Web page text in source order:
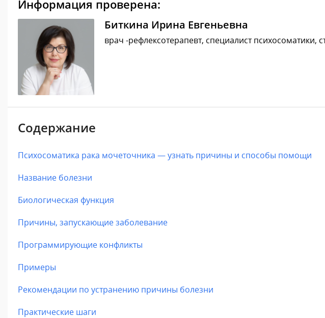
Информация проверена:
Биткина Ирина Евгеньевна
врач -рефлексотерапевт, специалист психосоматики,
Содержание
Психосоматика рака мочеточника — узнать причины и способы помощи
Название болезни
Биологическая функция
Причины, запускающие заболевание
Программирующие конфликты
Примеры
Рекомендации по устранению причины болезни
Практические шаги